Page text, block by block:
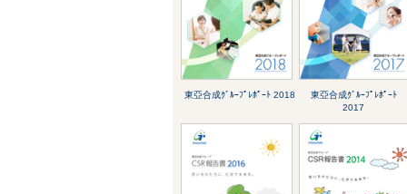
東亞合成ｸﾞﾙｰﾌﾟﾚﾎﾟｰﾄ 2018
東亞合成ｸﾞﾙｰﾌﾟﾚﾎﾟｰﾄ
2017